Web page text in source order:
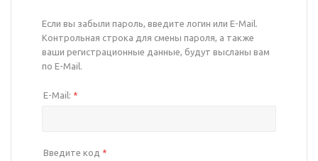
Если вы забыли пароль, введите логин или E-Mail.
Контрольная строка для смены пароля, а также
ваши регистрационные данные, будут высланы вам
по E-Mail.
E-Mail: *
Введите код *